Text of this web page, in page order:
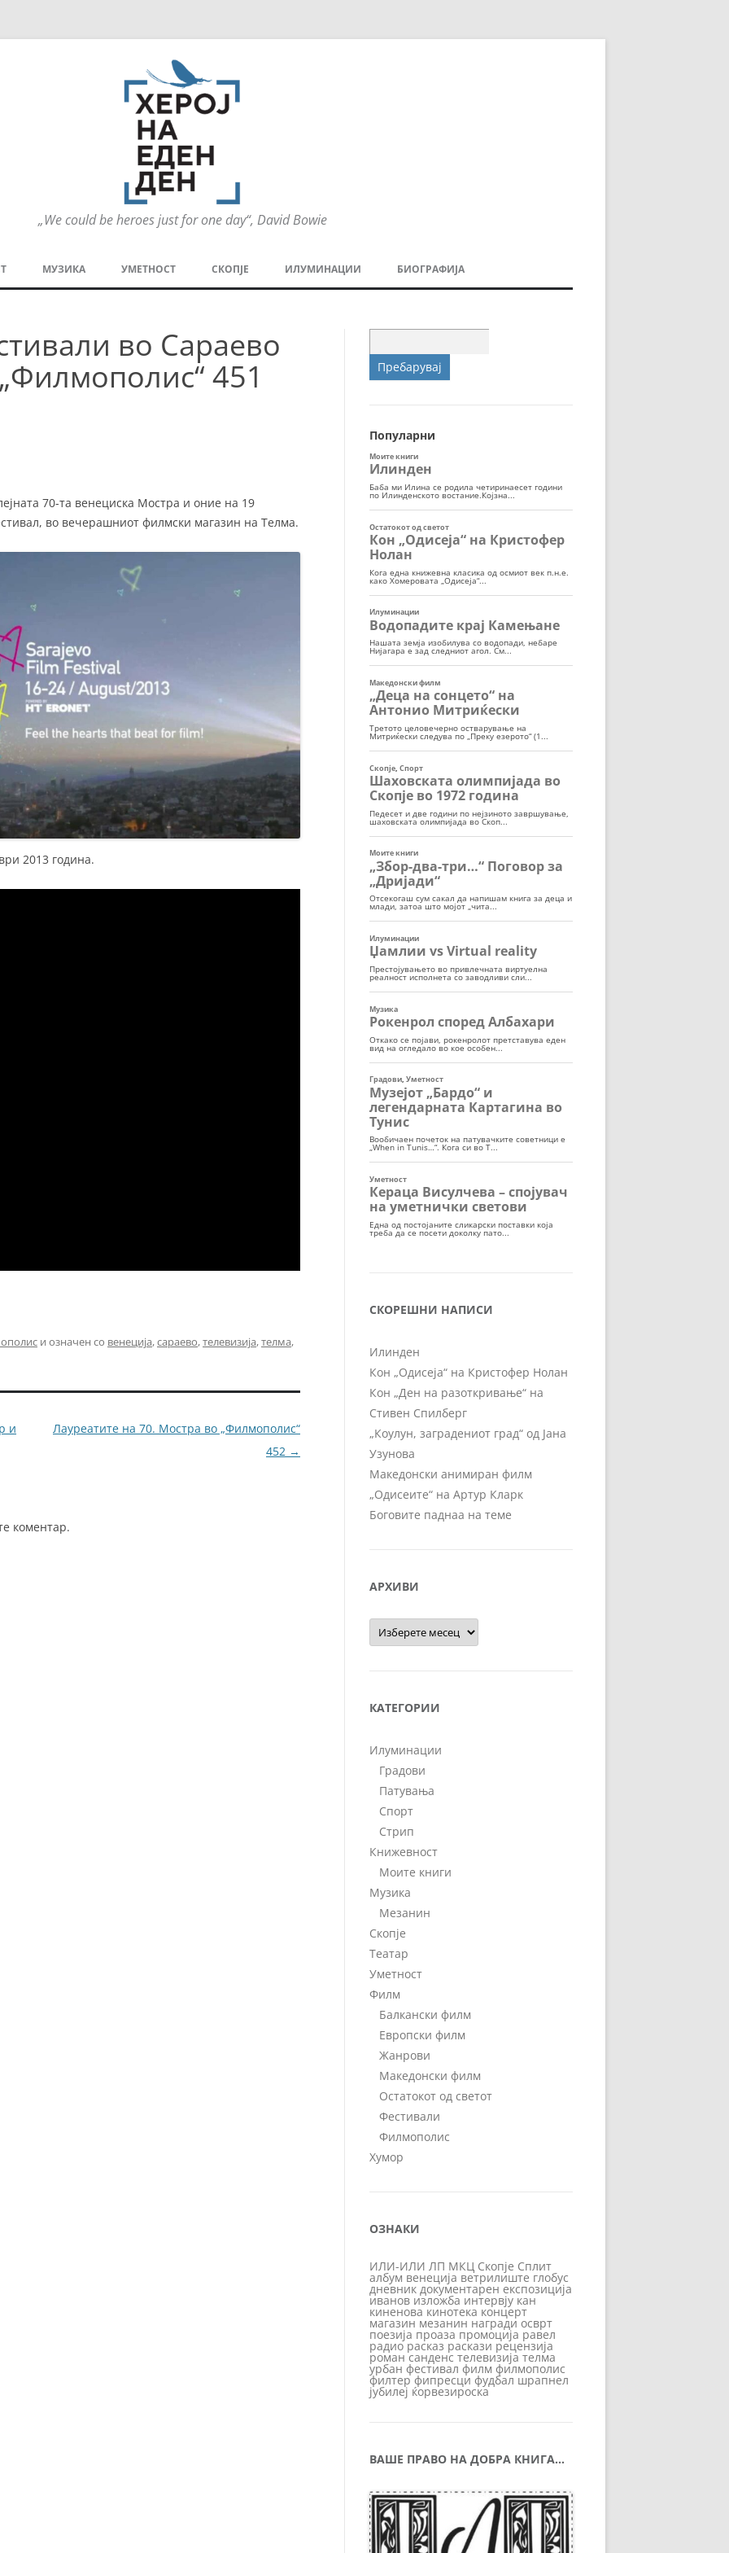
„We could be heroes just for one day“, David Bowie
содржината
МУЗИКА УМЕТНОСТ СКОПЈЕ ИЛУМИНАЦИИ
СПОРТ
БИОГРАФИЈА
во Сараево
451
70-та венециска Мостра и оние на 19
во вечерашниот филмски магазин на Телма.
2013 година.
и означен со венеција,сараево,телевизија,телма,
и
Лауреатите на 70. Мостра во „Филмополис“
452 →
коментар.
за:
Популарни
СКОРЕШНИ НАПИСИ
Илинден
Кон „Одисеја“ на Кристофер Нолан
Кон „Ден на разоткривање“ на
Стивен Спилберг
„Коулун, заградениот град“ од Јана
Узунова
Македонски анимиран филм
„Одисеите“ на Артур Кларк
Боговите паднаа на теме
АРХИВИ
Архиви
КАТЕГОРИИ
Илуминации
Градови
Патувања
Спорт
Стрип
Книжевност
Моите книги
Музика
Мезанин
Скопје
Театар
Уметност
Филм
Балкански филм
Европски филм
Жанрови
Македонски филм
Остатокот од светот
Фестивали
Филмополис
Хумор
ОЗНАКИ
ИЛИ-ИЛИ ЛП МКЦ Скопје Сплит
албум венеција ветрилиште глобус
дневник документарен експозиција
иванов изложба интервју кан
киненова кинотека концерт
магазин мезанин награди осврт
поезија проаза промоција равел
радио расказ раскази рецензија
роман санденс телевизија телма
урбан фестивал филм филмополис
филтер фипресци фудбал шрапнел
јубилеј ќорвезироска
ВАШЕ ПРАВО НА ДОБРА КНИГА…